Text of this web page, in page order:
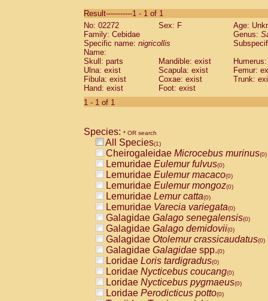
CebidaeSaguinus labiatus(0)
Cebidae Saguinus leucopus (0)
Cebidae
CebidaeSaguinus mystax
Cebidae Saguinus nigricollis (1)
Cebidae Saguinus oedipus
Cebidae Saguinus weddelli
Cebidae Saguinusspp.
Cebidae
CebidaeCebus capucinus
CebidaeCebus nigrivittatus
CebidaeCebus spp.(0)
CebidaeSaimiri boliviensis(0)
CebidaeSaimiri sciureus(0)
AtelidaeAlouatta caraya(0)
AtelidaeAlouatta fusca(0)
AtelidaeAlouatta seniculus(0)
AtelidaeAlouattaspp.(0)
AtelidaeAteles belzebuth(0)
AtelidaeAteles geoffroyi(0)
AtelidaeAteles paniscus(0)
AtelidaeAtelesspp.(0)
AtelidaeLagothrix lagothricha(0)
AtelidaeLagothrix lagothricha cana
PitheciidaeCacajao calvus
Result-----------1 - 1 of 1
No: 02272
Sex: F
Age:
Family: Cebidae
Genus:
Specific name: nigricollis
Name:
Skull: parts
Mandible: exist
Ulna: exist
Scapula: exist
Femur:
Fibula: exist
Coxae: exist
Trunk:
Hand: exist
Foot: exist
1 - 1 of 1
Species: * OR search
All Species(1)
Cheirogaleidae Microcebus murinus(0)
Lemuridae Eulemur fulvus(0)
Lemuridae Eulemur macaco(0)
Lemuridae Eulemur mongoz(0)
Lemuridae Lemur catta(0)
Lemuridae Varecia variegata(0)
Galagidae Galago senegalensis(0)
Galagidae Galago demidovii(0)
Galagidae Otolemur crassicaudatus(0)
Galagidae Galagidae spp.(0)
Loridae Loris tardigradus(0)
Loridae Nycticebus coucang(0)
Loridae Nycticebus pygmaeus(0)
Loridae Perodicticus potto(0)